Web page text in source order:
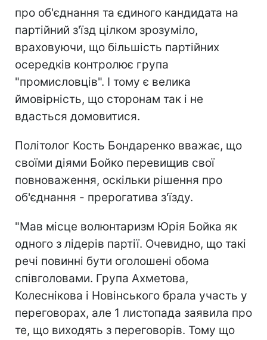
про об'єднання та єдиного кандидата на
партійний з'їзд цілком зрозуміло,
враховуючи, що більшість партійних
осередків контролює група
"промисловців". І тому є велика
ймовірність, що сторонам так і не
вдасться домовитися.
Політолог Кость Бондаренко вважає, що
своїми діями Бойко перевищив свої
повноваження, оскільки рішення про
об'єднання - прерогатива з'їзду.
"Мав місце волюнтаризм Юрія Бойка як
одного з лідерів партії. Очевидно, що такі
речі повинні бути оголошені обома
співголовами. Група Ахметова,
Колеснікова і Новінського брала участь у
переговорах, але 1 листопада заявила про
те, що виходять з переговорів. Тому що